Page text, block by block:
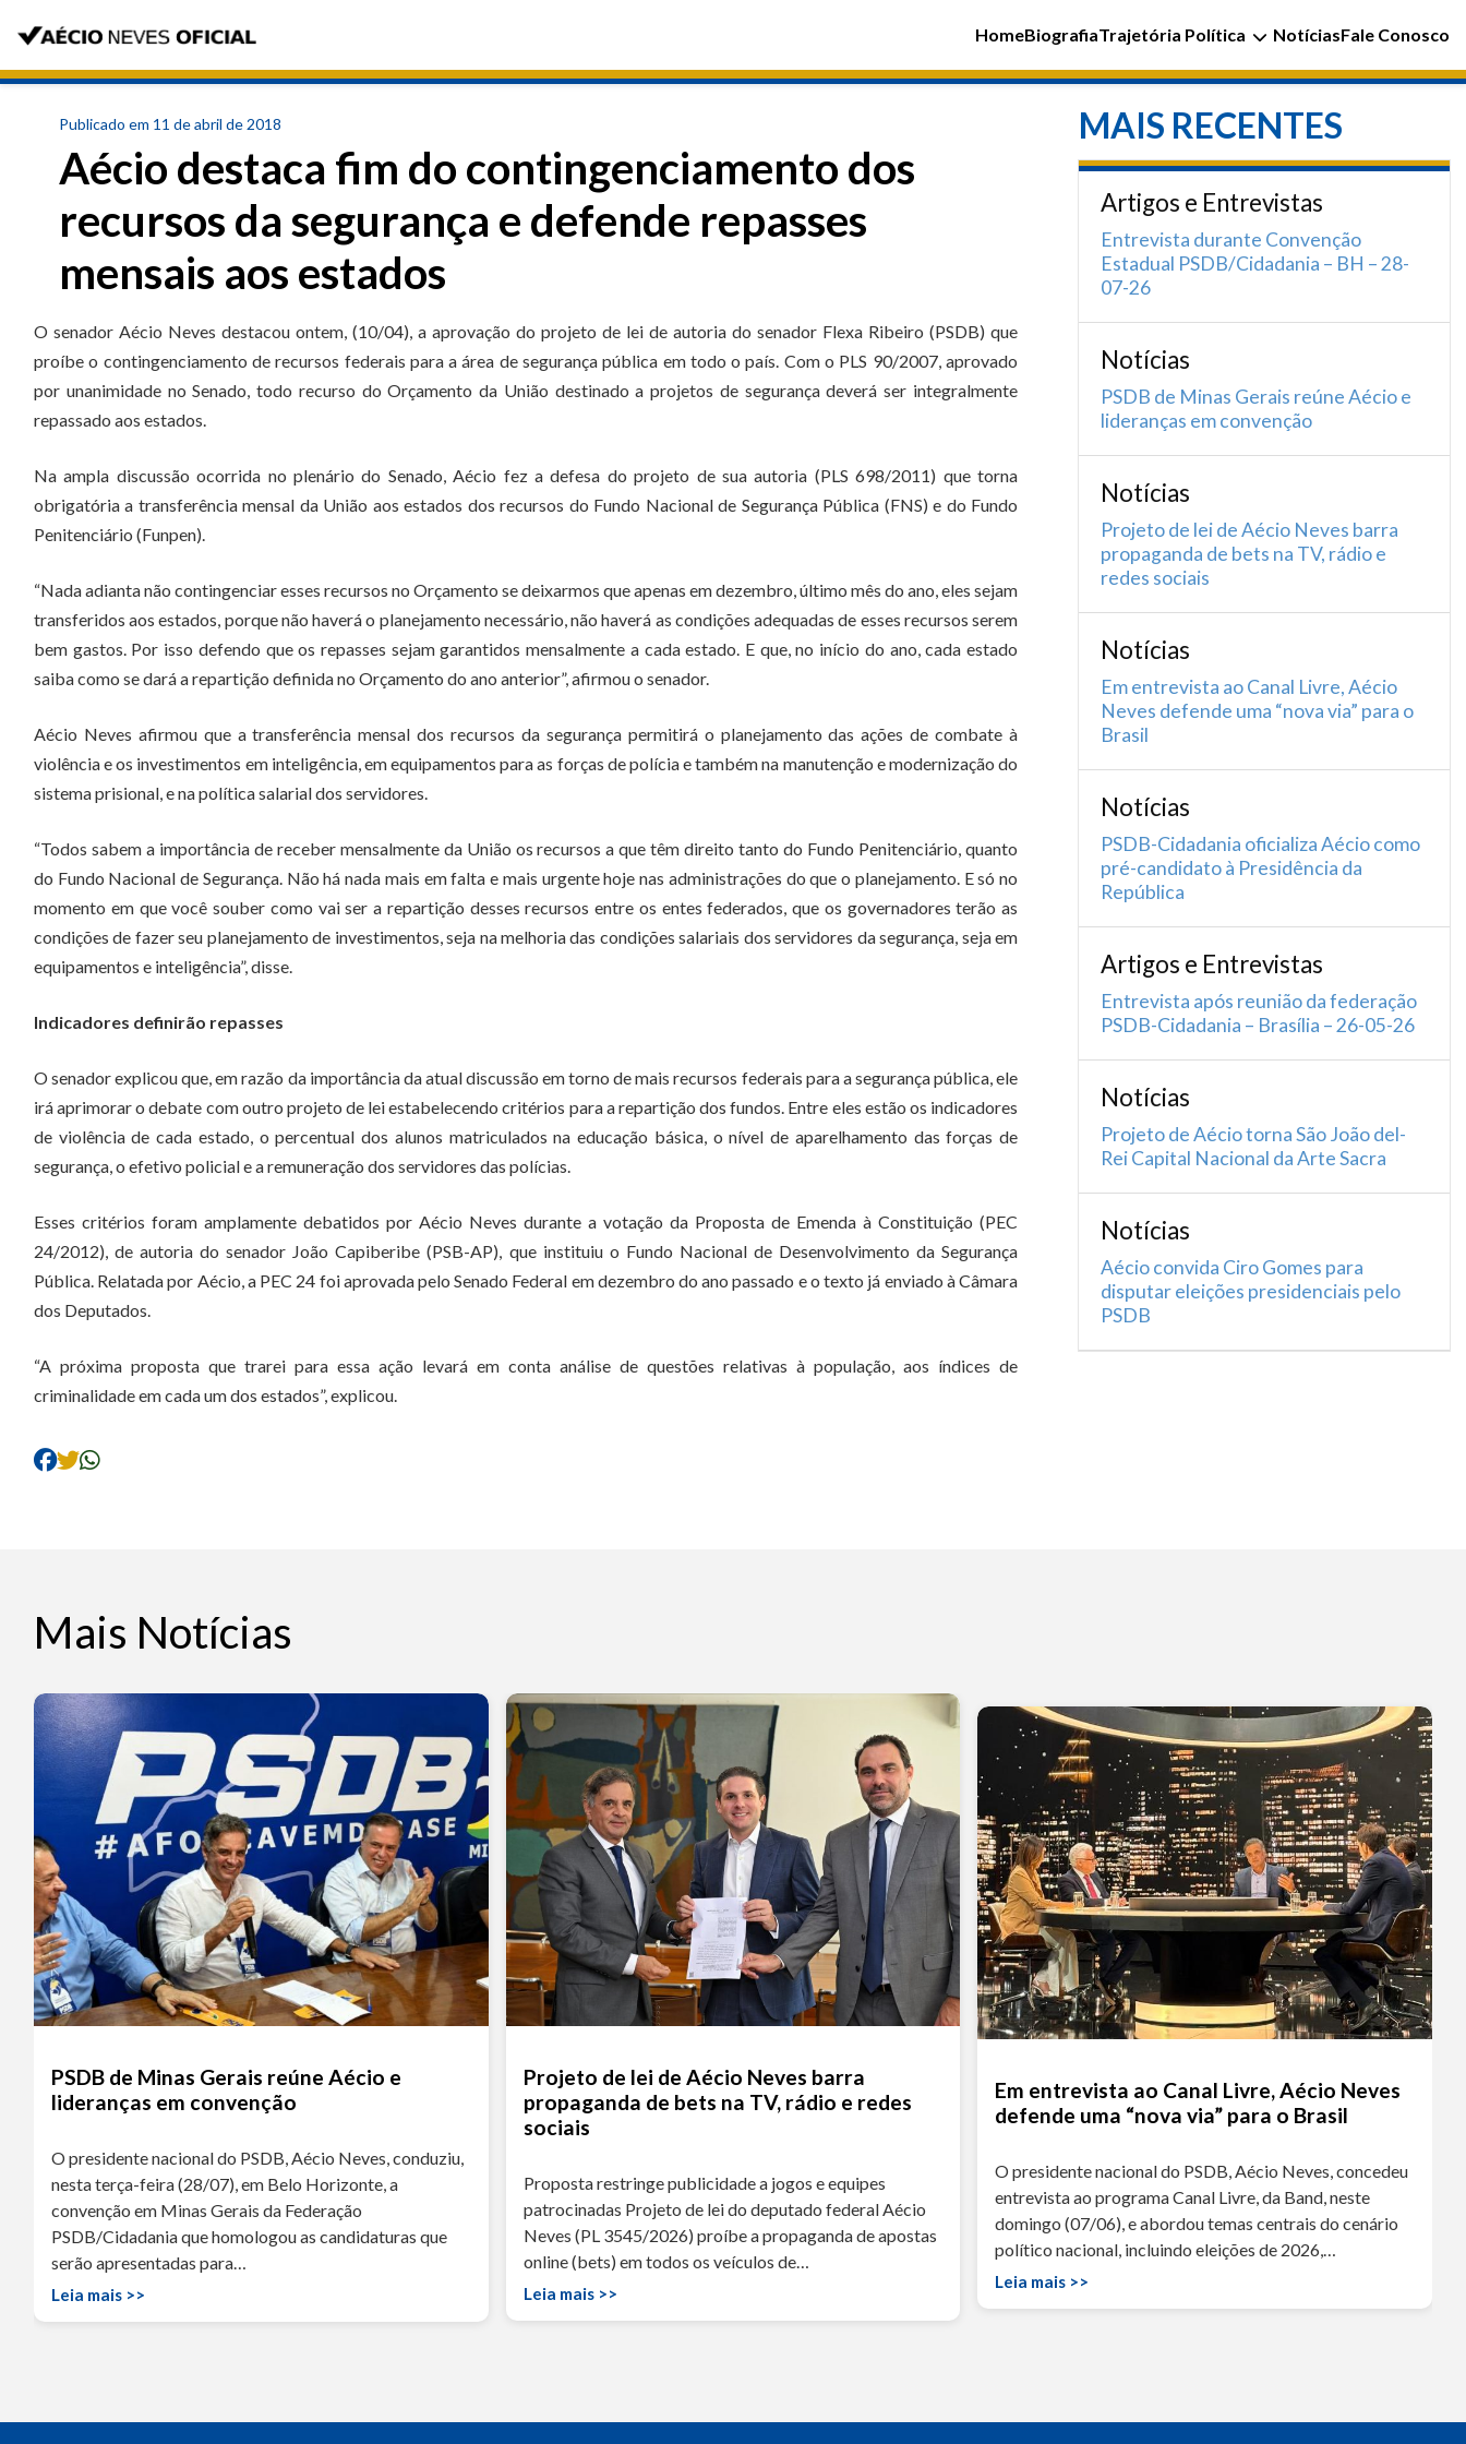
HomeBiografiaTrajetória Política NotíciasFale Conosco
Publicado em 11 de abril de 2018
Aécio destaca fim do contingenciamento dos
recursos da segurança e defende repasses
mensais aos estados
O senador Aécio Neves destacou ontem, (10/04), a aprovação do projeto de lei de autoria do senador Flexa Ribeiro (PSDB) que
proíbe o contingenciamento de recursos federais para a área de segurança pública em todo o país. Com o PLS 90/2007, aprovado
por unanimidade no Senado, todo recurso do Orçamento da União destinado a projetos de segurança deverá ser integralmente
repassado aos estados.
Na ampla discussão ocorrida no plenário do Senado, Aécio fez a defesa do projeto de sua autoria (PLS 698/2011) que torna
obrigatória a transferência mensal da União aos estados dos recursos do Fundo Nacional de Segurança Pública (FNS) e do Fundo
Penitenciário (Funpen).
“Nada adianta não contingenciar esses recursos no Orçamento se deixarmos que apenas em dezembro, último mês do ano, eles sejam
transferidos aos estados, porque não haverá o planejamento necessário, não haverá as condições adequadas de esses recursos serem
bem gastos. Por isso defendo que os repasses sejam garantidos mensalmente a cada estado. E que, no início do ano, cada estado
saiba como se dará a repartição definida no Orçamento do ano anterior”, afirmou o senador.
Aécio Neves afirmou que a transferência mensal dos recursos da segurança permitirá o planejamento das ações de combate à
violência e os investimentos em inteligência, em equipamentos para as forças de polícia e também na manutenção e modernização do
sistema prisional, e na política salarial dos servidores.
“Todos sabem a importância de receber mensalmente da União os recursos a que têm direito tanto do Fundo Penitenciário, quanto
do Fundo Nacional de Segurança. Não há nada mais em falta e mais urgente hoje nas administrações do que o planejamento. E só no
momento em que você souber como vai ser a repartição desses recursos entre os entes federados, que os governadores terão as
condições de fazer seu planejamento de investimentos, seja na melhoria das condições salariais dos servidores da segurança, seja em
equipamentos e inteligência”, disse.
Indicadores definirão repasses
O senador explicou que, em razão da importância da atual discussão em torno de mais recursos federais para a segurança pública, ele
irá aprimorar o debate com outro projeto de lei estabelecendo critérios para a repartição dos fundos. Entre eles estão os indicadores
de violência de cada estado, o percentual dos alunos matriculados na educação básica, o nível de aparelhamento das forças de
segurança, o efetivo policial e a remuneração dos servidores das polícias.
Esses critérios foram amplamente debatidos por Aécio Neves durante a votação da Proposta de Emenda à Constituição (PEC
24/2012), de autoria do senador João Capiberibe (PSB-AP), que instituiu o Fundo Nacional de Desenvolvimento da Segurança
Pública. Relatada por Aécio, a PEC 24 foi aprovada pelo Senado Federal em dezembro do ano passado e o texto já enviado à Câmara
dos Deputados.
“A próxima proposta que trarei para essa ação levará em conta análise de questões relativas à população, aos índices de
criminalidade em cada um dos estados”, explicou.
MAIS RECENTES
Artigos e Entrevistas
Entrevista durante Convenção
Estadual PSDB/Cidadania – BH – 28-
07-26
Notícias
PSDB de Minas Gerais reúne Aécio e
lideranças em convenção
Notícias
Projeto de lei de Aécio Neves barra
propaganda de bets na TV, rádio e
redes sociais
Notícias
Em entrevista ao Canal Livre, Aécio
Neves defende uma “nova via” para o
Brasil
Notícias
PSDB-Cidadania oficializa Aécio como
pré-candidato à Presidência da
República
Artigos e Entrevistas
Entrevista após reunião da federação
PSDB-Cidadania – Brasília – 26-05-26
Notícias
Projeto de Aécio torna São João del-
Rei Capital Nacional da Arte Sacra
Notícias
Aécio convida Ciro Gomes para
disputar eleições presidenciais pelo
PSDB
Mais Notícias
PSDB de Minas Gerais reúne Aécio e
lideranças em convenção
O presidente nacional do PSDB, Aécio Neves, conduziu,
nesta terça-feira (28/07), em Belo Horizonte, a
convenção em Minas Gerais da Federação
PSDB/Cidadania que homologou as candidaturas que
serão apresentadas para…
Leia mais >>
Projeto de lei de Aécio Neves barra
propaganda de bets na TV, rádio e redes
sociais
Proposta restringe publicidade a jogos e equipes
patrocinadas Projeto de lei do deputado federal Aécio
Neves (PL 3545/2026) proíbe a propaganda de apostas
online (bets) em todos os veículos de…
Leia mais >>
Em entrevista ao Canal Livre, Aécio Neves
defende uma “nova via” para o Brasil
O presidente nacional do PSDB, Aécio Neves, concedeu
entrevista ao programa Canal Livre, da Band, neste
domingo (07/06), e abordou temas centrais do cenário
político nacional, incluindo eleições de 2026,…
Leia mais >>